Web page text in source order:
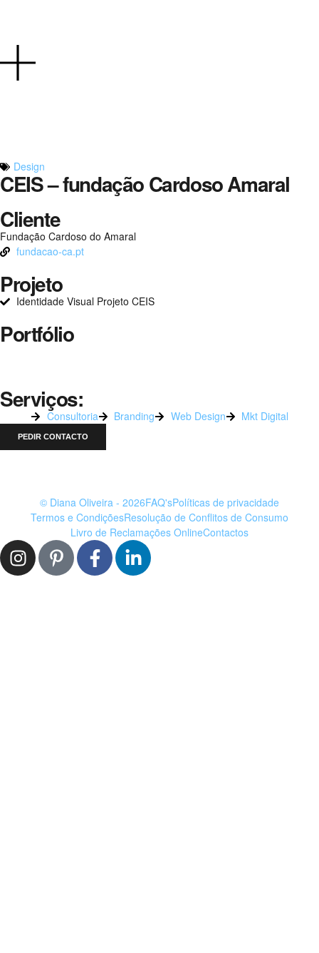
Design
CEIS – fundação Cardoso Amaral
Cliente
Fundação Cardoso do Amaral
fundacao-ca.pt
Projeto
Identidade Visual Projeto CEIS
Portfólio
Serviços:
Consultoria Branding Web Design Mkt Digital
PEDIR CONTACTO
© Diana Oliveira - 2026FAQ'sPolíticas de privacidade
Termos e CondiçõesResolução de Conflitos de Consumo
Livro de Reclamações OnlineContactos